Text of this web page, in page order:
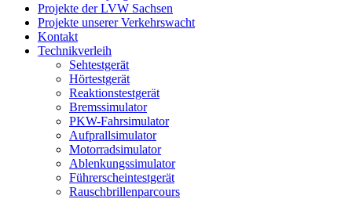
Projekte der LVW Sachsen
Projekte unserer Verkehrswacht
Kontakt
Technikverleih
Sehtestgerät
Hörtestgerät
Reaktionstestgerät
Bremssimulator
PKW-Fahrsimulator
Aufprallsimulator
Motorradsimulator
Ablenkungssimulator
Führerscheintestgerät
Rauschbrillenparcours